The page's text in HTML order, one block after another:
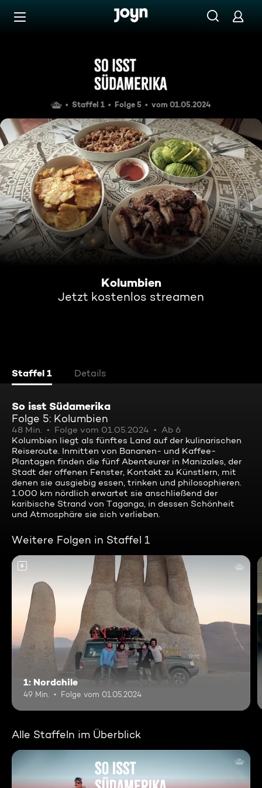
Zum Inhalt springen
Kolumbien
Staffel 1 Folge 5 vom 01.05.2024
Kolumbien
Jetzt kostenlos streamen
Staffel 1 Details
So isst Südamerika
Folge 5: Kolumbien
48 Min. Folge vom 01.05.2024
Ab 6
Kolumbien liegt als fünftes Land auf der kulinarischen
Reiseroute. Inmitten von Bananen- und Kaffee-
Plantagen finden die fünf Abenteurer in Manizales, der
Stadt der offenen Fenster, Kontakt zu Künstlern, mit
denen sie ausgiebig essen, trinken und philosophieren.
1.000 km nördlich erwartet sie anschließend der
karibische Strand von Taganga, in dessen Schönheit
und Atmosphäre sie sich verlieben.
Weitere Folgen in Staffel 1
6
1: Nordchile
49 Min. Folge vom 01.05.2024
Alle Staffeln im Überblick